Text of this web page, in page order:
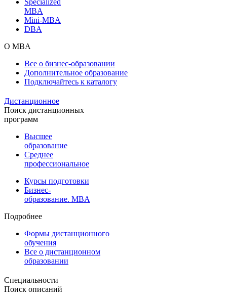
MBA
Mini-MBA
DBA
О MBA
Все о бизнес-образовании
Дополнительное образование
Подключайтесь к каталогу
Дистанционное
Поиск дистанционных
программ
Высшее
образование
Среднее
профессиональное
Курсы подготовки
Бизнес-
образование. MBA
Подробнее
Формы дистанционного
обучения
Все о дистанционном
образовании
Специальности
Поиск описаний